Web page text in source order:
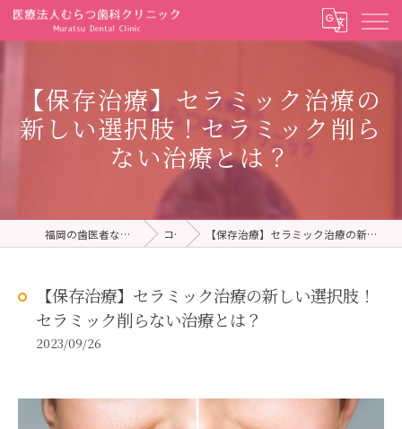
【保存治療】セラミック治療の
新しい選択肢！セラミック削ら
ない治療とは？
福岡の歯医者ならむらつ歯科クリニック コラム 【保存治療】セラミック治療の新しい選択肢！セラミック削らない治療とは？
【保存治療】セラミック治療の新しい選択肢！
セラミック削らない治療とは？
2023/09/26